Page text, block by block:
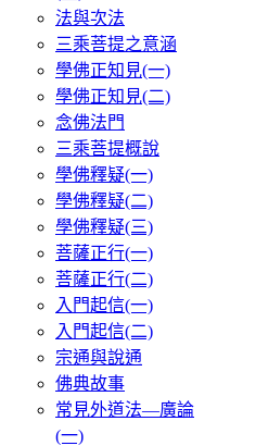
法與次法
三乘菩提之意涵
學佛正知見(一)
學佛正知見(二)
念佛法門
三乘菩提概說
學佛釋疑(一)
學佛釋疑(二)
學佛釋疑(三)
菩薩正行(一)
菩薩正行(二)
入門起信(一)
入門起信(二)
宗通與說通
佛典故事
常見外道法—廣論
(一)